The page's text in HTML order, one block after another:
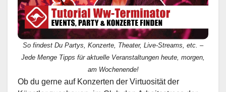
So findest Du Partys, Konzerte, Theater, Live-Streams, etc. –
Jede Menge Tipps für aktuelle Veranstaltungen heute, morgen,
am Wochenende!
Ob du gerne auf Konzerten der Virtuosität der